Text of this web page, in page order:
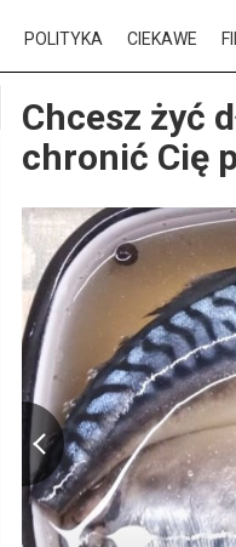
POLITYKA CIEKAWE
Chcesz żyć
chronić Cię